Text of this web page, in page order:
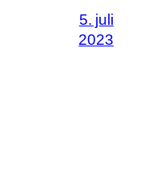
5. juli
2023